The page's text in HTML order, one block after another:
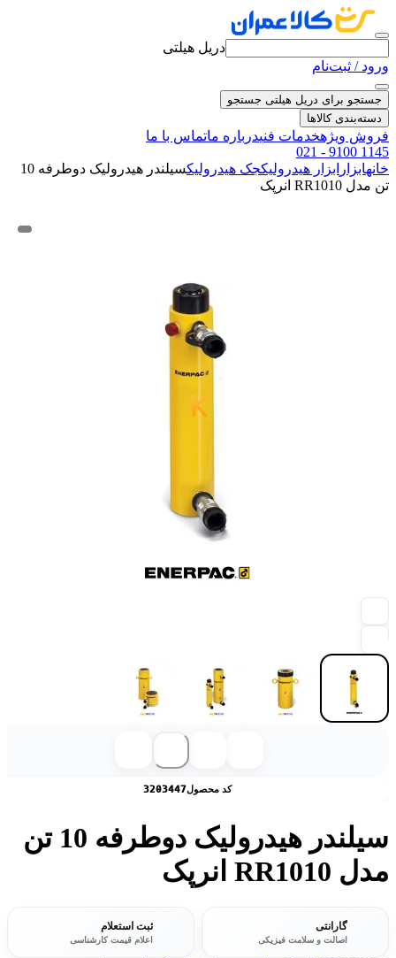
دریل هیلتی
ورود / ثبت‌نام
جستجو برای دریل هیلتی جستجو
دسته‌بندی کالاها
فروش ویژهخدمات فنیدرباره ماتماس با ما
021 - 9100 1145
خانهابزار ابزار هیدرولیکجک هیدرولیک
سیلندر هیدرولیک دوطرفه 10
تن مدل RR1010 انرپک
کد محصول3203447
سیلندر هیدرولیک دوطرفه 10 تن
مدل RR1010 انرپک
گارانتی
اصالت و سلامت فیزیکی
ثبت استعلام
اعلام قیمت کارشناسی